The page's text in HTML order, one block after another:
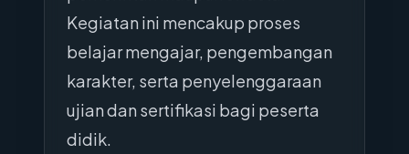
Kegiatan ini mencakup proses
belajar mengajar, pengembangan
karakter, serta penyelenggaraan
ujian dan sertifikasi bagi peserta
didik.